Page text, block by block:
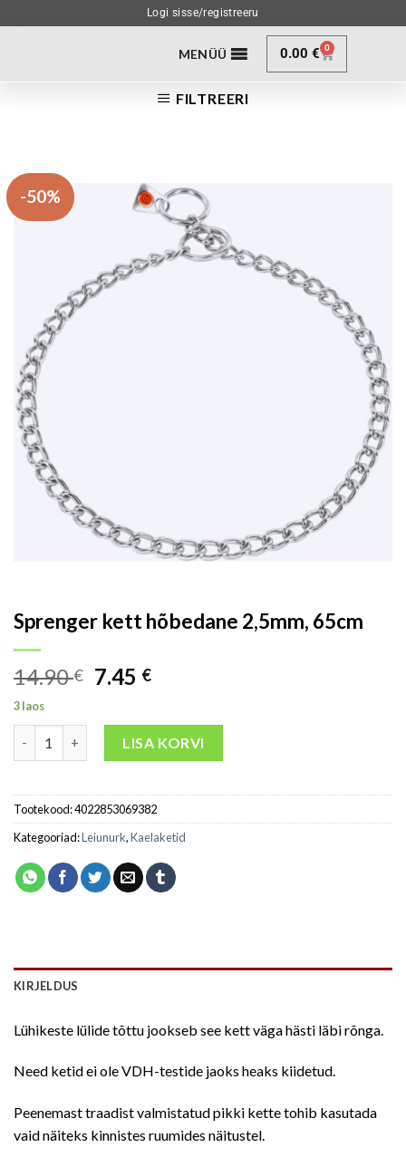
Logi sisse/registreeru
MENÜÜ 0.00€ 0
FILTREERI
-50%
Sprenger kett hõbedane 2,5mm, 65cm
14.90€ 7.45 €
3 laos
LISA KORVI
Tootekood:4022853069382
Kategooriad:Leiunurk,Kaelaketid
KIRJELDUS
Lühikeste lülide tõttu jookseb see kett väga hästi läbi rõnga.
Need ketid ei ole VDH-testide jaoks heaks kiidetud.
Peenemast traadist valmistatud pikki kette tohib kasutada
vaid näiteks kinnistes ruumides näitustel.